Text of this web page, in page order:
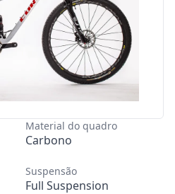
Material do quadro
Carbono
Suspensão
Full Suspension